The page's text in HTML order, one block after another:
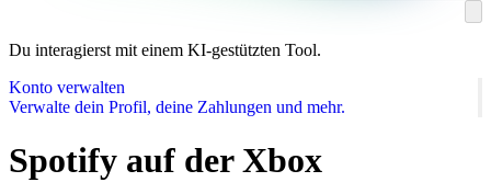
Du interagierst mit einem KI-gestützten Tool.
Konto verwalten
Verwalte dein Profil, deine Zahlungen und mehr.
Spotify auf der Xbox